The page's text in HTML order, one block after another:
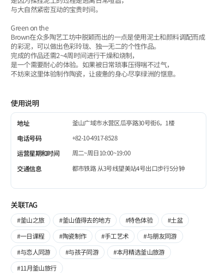
与大自然紧密互动的宝贵时间。
Green on the
Brown在众多陶艺工坊中脱颖而出的一点是使用泥土和颜料调配而成
的彩泥，可以做出色彩玲珑、独一无二的个性作品。
完成的作品还需2~4周时间进行干燥和烧制，
是一个需要耐心的体验。如果被日常琐事压得喘不过气，
不妨来这里体验制作陶瓷，让疲惫的身心尽享绿洲的惬意。
使用说明
地址
釜山广域市水营区瓜亭路30号街6，1楼
电话号码
+82-10-4917-8528
运营星期和时间
周二~周日10:00~19:00
交通信息
都市铁路 从3号线望美站4号出口步行5分钟
关联TAG
#釜山之旅 #釜山值得去的地方 #特色体验
#土盆
#一日课程
#陶瓷制作 #手工艺术
#与朋友同游
#与恋人同游
#与孩子同游
#本月精选釜山旅游
#11月釜山旅行